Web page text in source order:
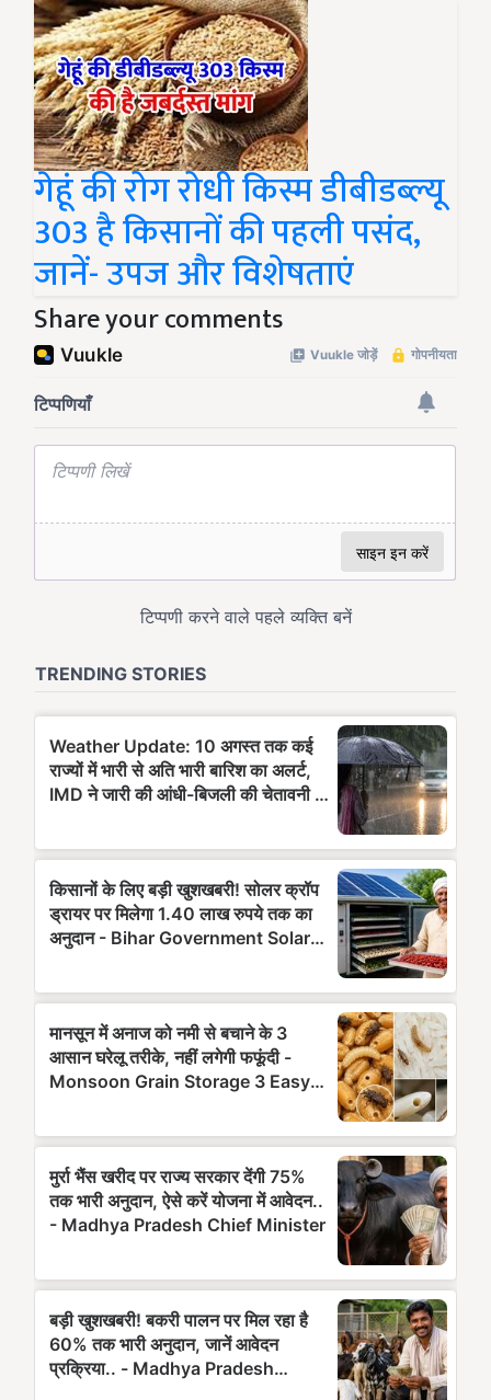
गेहूं की रोग रोधी किस्म डीबीडब्ल्यू
303 है किसानों की पहली पसंद,
जानें- उपज और विशेषताएं
Share your comments